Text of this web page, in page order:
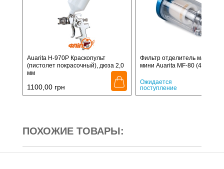
Auarita H-970P Краскопульт
(пистолет покрасочный), дюза 2,0
мм
1100,00 грн
Фильтр отделитель масла и
мини Auarita MF-80 (4130)
Ожидается
поступление
ПОХОЖИЕ ТОВАРЫ: